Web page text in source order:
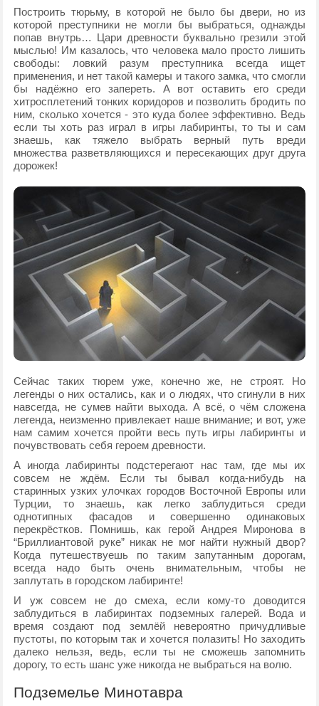
Построить тюрьму, в которой не было бы двери, но из
которой преступники не могли бы выбраться, однажды
попав внутрь… Цари древности буквально грезили этой
мыслью! Им казалось, что человека мало просто лишить
свободы: ловкий разум преступника всегда ищет
применения, и нет такой камеры и такого замка, что смогли
бы надёжно его запереть. А вот оставить его среди
хитросплетений тонких коридоров и позволить бродить по
ним, сколько хочется - это куда более эффективно. Ведь
если ты хоть раз играл в игры лабиринты, то ты и сам
знаешь, как тяжело выбрать верный путь вреди
множества разветвляющихся и пересекающих друг друга
дорожек!
Сейчас таких тюрем уже, конечно же, не строят. Но
легенды о них остались, как и о людях, что сгинули в них
навсегда, не сумев найти выхода. А всё, о чём сложена
легенда, неизменно привлекает наше внимание; и вот, уже
нам самим хочется пройти весь путь игры лабиринты и
почувствовать себя героем древности.
А иногда лабиринты подстерегают нас там, где мы их
совсем не ждём. Если ты бывал когда-нибудь на
старинных узких улочках городов Восточной Европы или
Турции, то знаешь, как легко заблудиться среди
однотипных фасадов и совершенно одинаковых
перекрёстков. Помнишь, как герой Андрея Миронова в
“Бриллиантовой руке” никак не мог найти нужный двор?
Когда путешествуешь по таким запутанным дорогам,
всегда надо быть очень внимательным, чтобы не
заплутать в городском лабиринте!
И уж совсем не до смеха, если кому-то доводится
заблудиться в лабиринтах подземных галерей. Вода и
время создают под землёй невероятно причудливые
пустоты, по которым так и хочется полазить! Но заходить
далеко нельзя, ведь, если ты не сможешь запомнить
дорогу, то есть шанс уже никогда не выбраться на волю.
Подземелье Минотавра